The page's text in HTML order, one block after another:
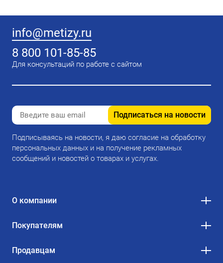
info@metizy.ru
8 800 101-85-85
Для консультаций по работе с сайтом
Подписаться на новости
Подписываясь на новости, я даю согласие на обработку
персональных данных и на получение рекламных
сообщений и новостей о товарах и услугах.
О компании
Покупателям
Продавцам